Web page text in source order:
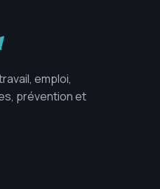
emploi,
prévention et